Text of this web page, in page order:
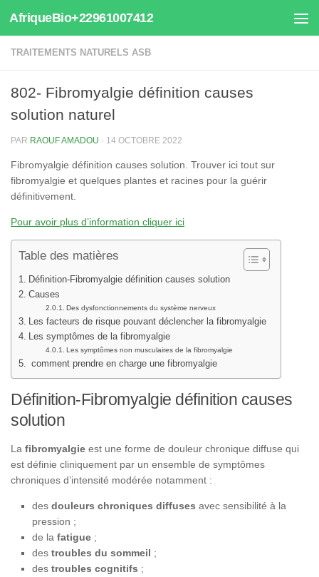
Au dessous du contenu
AfriqueBio+22961007412
TRAITEMENTS NATURELS ASB
802- Fibromyalgie définition causes
solution naturel
PAR RAOUF AMADOU · 14 OCTOBRE 2022
Fibromyalgie définition causes solution. Trouver ici tout sur
fibromyalgie et quelques plantes et racines pour la guérir
définitivement.
Pour avoir plus d’information cliquer ici
Table des matières
Définition-Fibromyalgie définition causes solution
Causes
Des dysfonctionnements du système nerveux
Les facteurs de risque pouvant déclencher la fibromyalgie
Les symptômes de la fibromyalgie
Les symptômes non musculaires de la fibromyalgie
comment prendre en charge une fibromyalgie
Définition-Fibromyalgie définition causes
solution
La fibromyalgie est une forme de douleur chronique diffuse qui
est définie cliniquement par un ensemble de symptômes
chroniques d’intensité modérée notamment :
des douleurs chroniques diffuses avec sensibilité à la
pression ;
de la fatigue ;
des troubles du sommeil ;
des troubles cognitifs ;